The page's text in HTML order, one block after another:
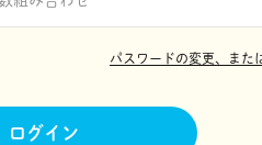
パスワードの変更、また
ログイン